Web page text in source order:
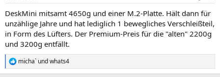
DeskMini mitsamt 4650g und einer M.2-Platte. Hält dann für
unzählige Jahre und hat lediglich 1 bewegliches Verschleißteil,
in Form des Lüfters. Der Premium-Preis für die "alten" 2200g
und 3200g entfällt.
R
e
micha` undwhats4